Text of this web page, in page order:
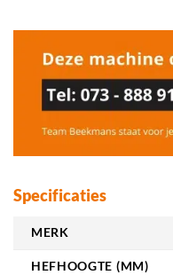
Specificaties
MERK
HEFHOOGTE (MM)